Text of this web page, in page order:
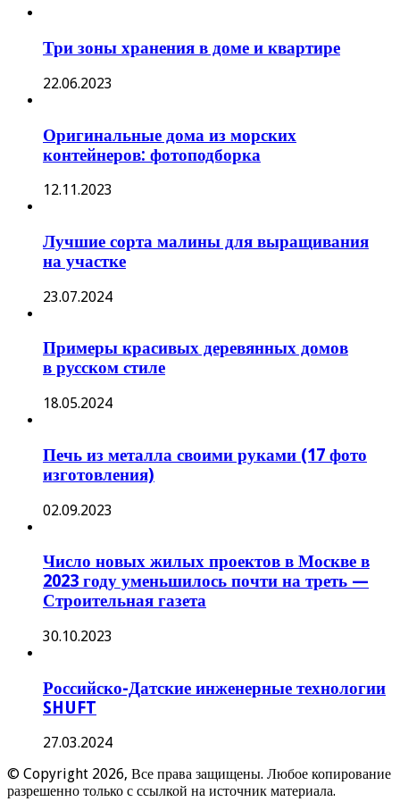
Три зоны хранения в доме и квартире
22.06.2023
Оригинальные дома из морских
контейнеров: фотоподборка
12.11.2023
Лучшие сорта малины для выращивания
на участке
23.07.2024
Примеры красивых деревянных домов
в русском стиле
18.05.2024
Печь из металла своими руками (17 фото
изготовления)
02.09.2023
Число новых жилых проектов в Москве в
2023 году уменьшилось почти на треть —
Строительная газета
30.10.2023
Российско-Датские инженерные технологии
SHUFT
27.03.2024
© Copyright 2026, Все права защищены. Любое копирование
разрешенно только с ссылкой на источник материала.